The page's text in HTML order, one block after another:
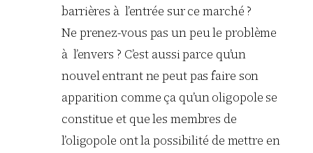
barrières à l’entrée sur ce marché ?
Ne prenez-vous pas un peu le problème
à l’envers ? C’est aussi parce qu’un
nouvel entrant ne peut pas faire son
apparition comme ça qu’un oligopole se
constitue et que les membres de
l’oligopole ont la possibilité de mettre en